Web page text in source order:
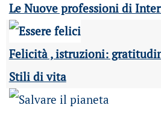
Le Nuove professioni di
Felicità , istruzioni:
Stili di vita